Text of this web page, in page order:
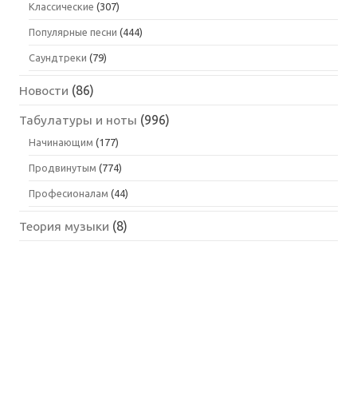
Классические (307)
Популярные песни (444)
Саундтреки (79)
Новости (86)
Табулатуры и ноты (996)
Начинающим (177)
Продвинутым (774)
Професионалам (44)
Теория музыки (8)